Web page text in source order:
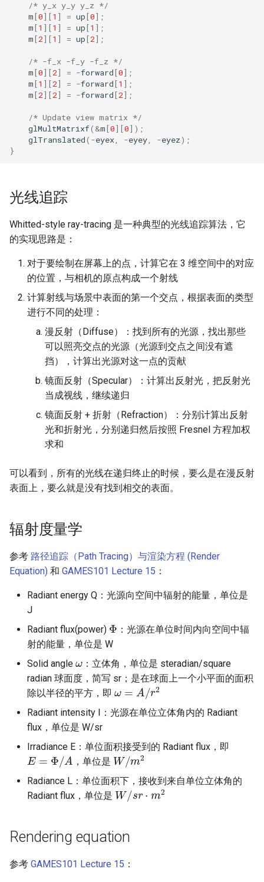
/* y_x y_y y_z */
m [0][1 ] = up [0];
m [1 ][1 ] = up [1 ];
m [2][1 ] = up [2];
/* -f_x -f_y -f_z */
m [0][2] = -forward [0];
m [1 ][2] = -forward [1 ];
m [2][2] = -forward [2];
/* Update view matrix */
glMultMatrixf( &m [0][0]);
glTranslated( -eyex, -eyey, -eyez);
}
光线追踪
Whitted-style ray-tracing 是一种典型的光线追踪算法，它
的实现思路是：
对于要绘制在屏幕上的点，计算它在 3 维空间中的对应
的位置，与相机的原点构成一个射线
计算射线与场景中表面的第一个交点，根据表面的类型
进行不同的处理：
漫反射（Diffuse）：找到所有的光源，找出那些
可以照亮交点的光源（光源到交点之间没有遮
挡），计算出光源对这一点的贡献
镜面反射（Specular）：计算出反射光，把反射光
当成视线，继续递归
镜面反射 + 折射（Refraction）：分别计算出反射
光和折射光，分别递归然后按照 Fresnel 方程加权
求和
可以看到，所有的光线在递归终止的时候，要么是在漫反射
表面上，要么就是没有找到相交的表面。
辐射度量学
参考 路径追踪（Path Tracing）与渲染方程 (Render
Equation) 和 GAMES101 Lecture 15 ：
Radiant energy Q：光源向空间中辐射的能量，单位是
J
Radiant flux(power)
：光源在单位时间内向空间中辐
射的能量，单位是 W
Solid angle
ω
：立体角，单位是 steradian/square
radian 球面度，简写 sr；是在球面上一个小平面的面积
除以半径的平方，即 ω =A/r2
Radiant intensity I：光源在单位立体角内的 Radiant
flux，单位是 W/sr
Irradiance E：单位面积接受到的 Radiant flux，即
E=Φ/A
，单位是 W/m2
Radiance L：单位面积下，接收到来自单位立体角的
Radiant flux，单位是 W /s r⋅m2
Rendering equation
参考 GAMES101 Lecture 15 ：